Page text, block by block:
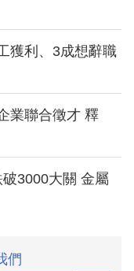
獲利、3成想辭職
業聯合徵才 釋
3000大關 金屬
們